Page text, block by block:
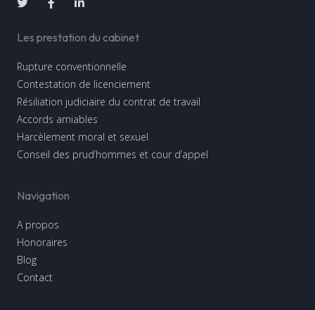
Les prestation du cabinet
Rupture conventionnelle
Contestation de licenciement
Résiliation judiciaire du contrat de travail
Accords amiables
Harcèlement moral et sexuel
Conseil des prud’hommes et cour d’appel
Navigation
A propos
Honoraires
Blog
Contact